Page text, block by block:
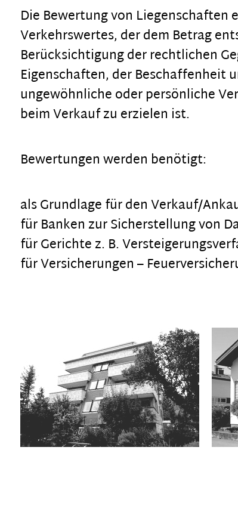
Die Bewertung von
Verkehrswertes, der dem Betrag
Berücksichtigung der rechtlichen
Eigenschaften, der Beschaffenheit
ungewöhnliche oder persönliche
beim Verkauf zu erzielen ist.
Bewertungen werden benötigt:
als Grundlage für den Verkauf/
für Banken zur Sicherstellung von
für Gerichte z. B.
für Versicherungen –